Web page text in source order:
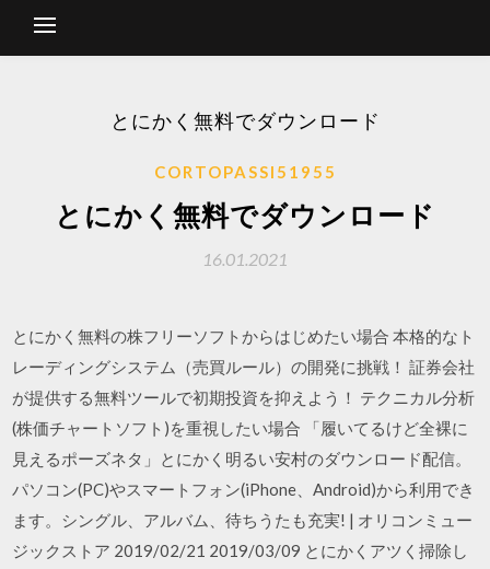
とにかく無料でダウンロード
CORTOPASSI51955
とにかく無料でダウンロード
16.01.2021
とにかく無料の株フリーソフトからはじめたい場合 本格的なト
レーディングシステム（売買ルール）の開発に挑戦！ 証券会社
が提供する無料ツールで初期投資を抑えよう！ テクニカル分析
(株価チャートソフト)を重視したい場合 「履いてるけど全裸に
見えるポーズネタ」とにかく明るい安村のダウンロード配信。
パソコン(PC)やスマートフォン(iPhone、Android)から利用でき
ます。シングル、アルバム、待ちうたも充実! | オリコンミュー
ジックストア 2019/02/21 2019/03/09 とにかくアツく掃除し